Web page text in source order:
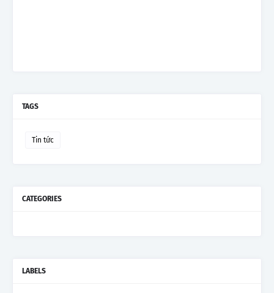
TAGS
Tin tức
CATEGORIES
LABELS